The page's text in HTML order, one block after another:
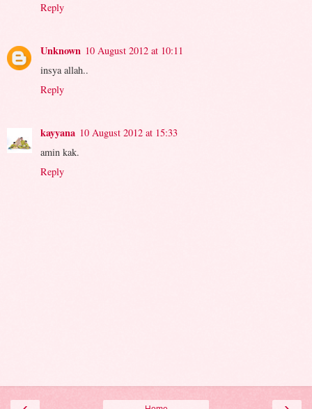
Reply
Unknown 10 August 2012 at 10:11
insya allah..
Reply
kayyana 10 August 2012 at 15:33
amin kak.
Reply